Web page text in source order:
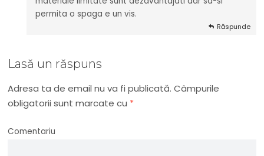
permita o spaga e un vis.
Răspunde
Lasă un răspuns
Adresa ta de email nu va fi publicată. Câmpurile
obligatorii sunt marcate cu *
Comentariu